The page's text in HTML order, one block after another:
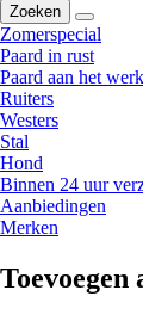
Zoeken
Zomerspecial
Paard in rust
Paard aan het werk
Ruiters
Westers
Stal
Hond
Binnen 24 uur
Aanbiedingen
Merken
Toevoegen